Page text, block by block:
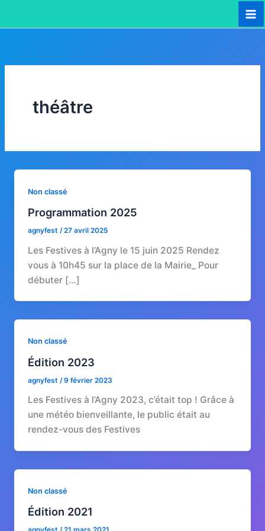
théâtre
Non classé
Programmation 2025
agnyfest/27 avril 2025
Les Festives à l’Agny le 15 juin 2025 Rendez
vous à 10h45 sur la place de la Mairie_ Pour
débuter […]
Non classé
Édition 2023
agnyfest /9 février 2023
Les Festives à l’Agny 2023, c’était top ! Grâce à
une météo bienveillante, le public était au
rendez-vous des Festives
Non classé
Édition 2021